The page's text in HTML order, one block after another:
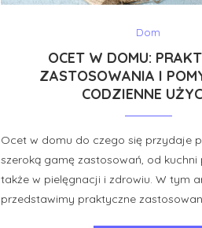
Dom
OCET W DOMU:
ZASTOSOWANIA I
CODZIENNE
Ocet w domu do czego się przydaje
szeroką gamę zastosowań, od kuchni
także w pielęgnacji i zdrowiu. W tym
przedstawimy praktyczne